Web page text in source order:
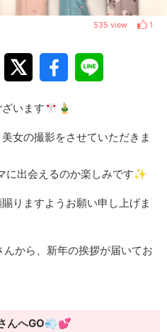
535 view 1
ざいます🎌🎍
女の撮影をさせていただきま
に出会えるのか楽しみです✨
りますようお願い申し上げま
んから、新年の挨拶が届いてお
んへGO💨💕